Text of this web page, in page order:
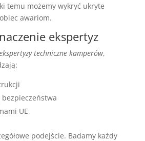
temu możemy wykryć ukryte
awariom.
ekspertyz
techniczne kamperów,
UE
podejście. Badamy każdy